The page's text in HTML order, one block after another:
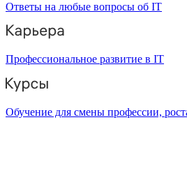
Ответы на любые вопросы об IT
Профессиональное развитие в IT
Обучение для смены профессии,